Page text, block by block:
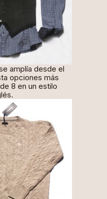
amplía desde el
opciones más
8 en un estilo